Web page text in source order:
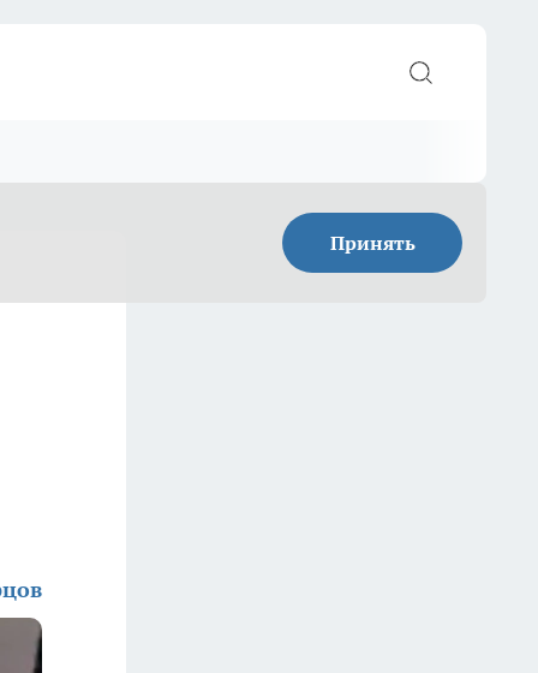
Принять